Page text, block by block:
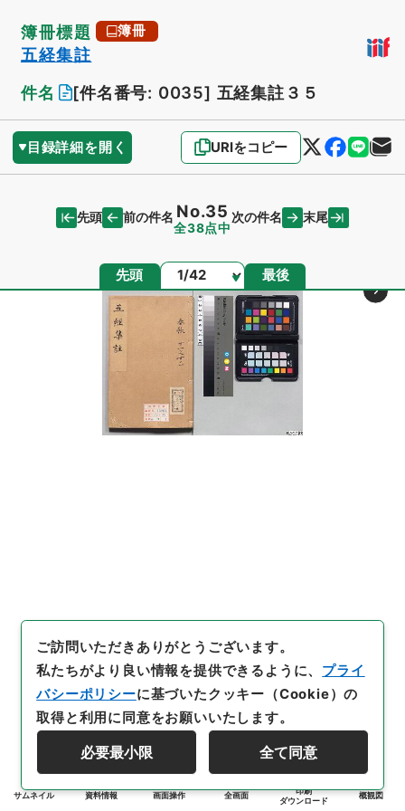
簿冊標題 簿冊
五経集註
件名
[件名番号: 0035] 五経集註３５
目録詳細を開く URIをコピー
先頭 前の件名 No.35
全38点中
次の件名 末尾
先頭 ページ 最後
サムネイル 資料情報 画面操作 全画面
印刷
ダウンロード
概観図
ご訪問いただきありがとうございます。
私たちがより良い情報を提供できるように、 プライ
バシーポリシーに基づいたクッキー（Cookie）の
取得と利用に同意をお願いいたします。
必要最小限 全て同意